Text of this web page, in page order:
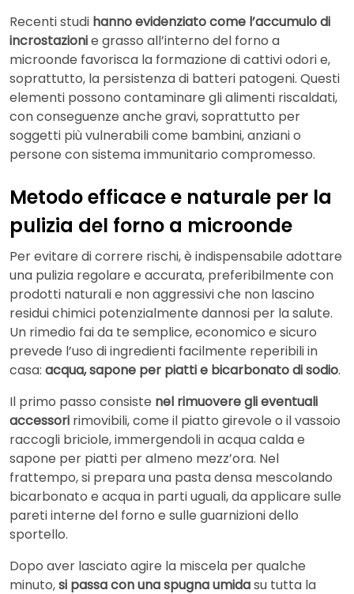
Recenti studi hanno evidenziato come l’accumulo di
incrostazionie grasso all’interno del forno a
microonde favorisca la formazione di cattivi odori e,
soprattutto, la persistenza di batteri patogeni. Questi
elementi possono contaminare gli alimenti riscaldati,
con conseguenze anche gravi, soprattutto per
soggetti più vulnerabili come bambini, anziani o
persone con sistema immunitario compromesso.
Metodo efficace e naturale per la
pulizia del forno a microonde
Per evitare di correre rischi, è indispensabile adottare
una pulizia regolare e accurata, preferibilmente con
prodotti naturali e non aggressivi che non lascino
residui chimici potenzialmente dannosi per la salute.
Un rimedio fai da te semplice, economico e sicuro
prevede l’uso di ingredienti facilmente reperibili in
casa: acqua, sapone per piatti e bicarbonato di sodio.
Il primo passo consiste nel rimuovere gli eventuali
accessori rimovibili, come il piatto girevole o il vassoio
raccogli briciole, immergendoli in acqua calda e
sapone per piatti per almeno mezz’ora. Nel
frattempo, si prepara una pasta densa mescolando
bicarbonato e acqua in parti uguali, da applicare sulle
pareti interne del forno e sulle guarnizioni dello
sportello.
Dopo aver lasciato agire la miscela per qualche
minuto,si passa con una spugna umidasu tutta la